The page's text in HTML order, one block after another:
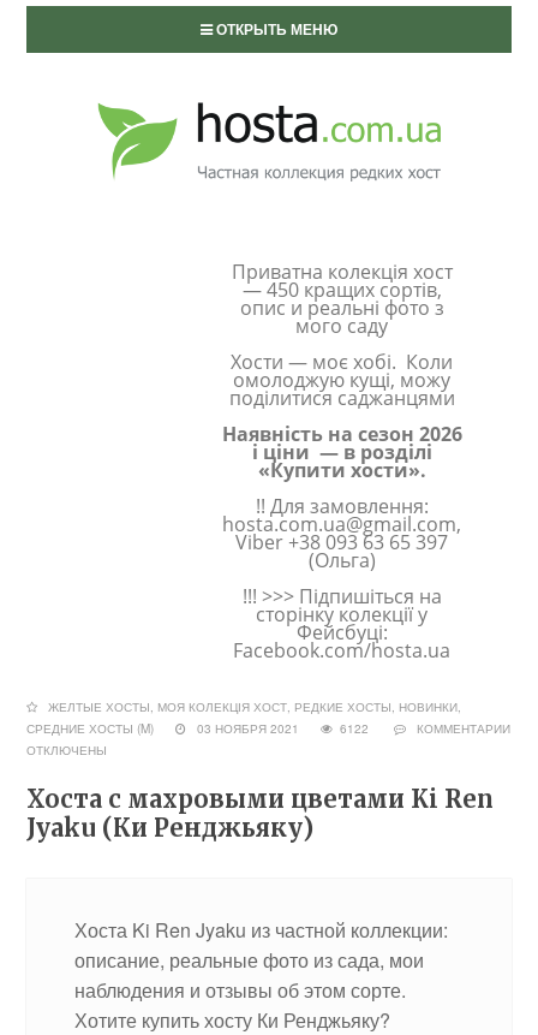
ОТКРЫТЬ МЕНЮ
Приватна колекція хост
— 450 кращих сортів,
опис и реальні фото з
мого саду
Хости — моє хобі. Коли
омолоджую кущі, можу
поділитися саджанцями
Наявність на сезон 2026
і ціни — в розділі
«Купити хости».
!! Для замовлення:
hosta.com.ua@gmail.com,
Viber +38 093 63 65 397
(Ольга)
!!! >>> Підпишіться на
сторінку колекції у
Фейсбуці:
Facebook.com/hosta.ua
ЖЕЛТЫЕ ХОСТЫ, МОЯ КОЛЕКЦІЯ ХОСТ, РЕДКИЕ ХОСТЫ, НОВИНКИ,
СРЕДНИЕ ХОСТЫ (M)
03 НОЯБРЯ 2021 6122
КОММЕНТАРИИ
ОТКЛЮЧЕНЫ
Хоста с махровыми цветами Ki Ren
Jyaku (Ки Ренджьяку)
Хоста Ki Ren Jyaku из частной коллекции:
описание, реальные фото из сада, мои
наблюдения и отзывы об этом сорте.
Хотите купить хосту Ки Ренджьяку?